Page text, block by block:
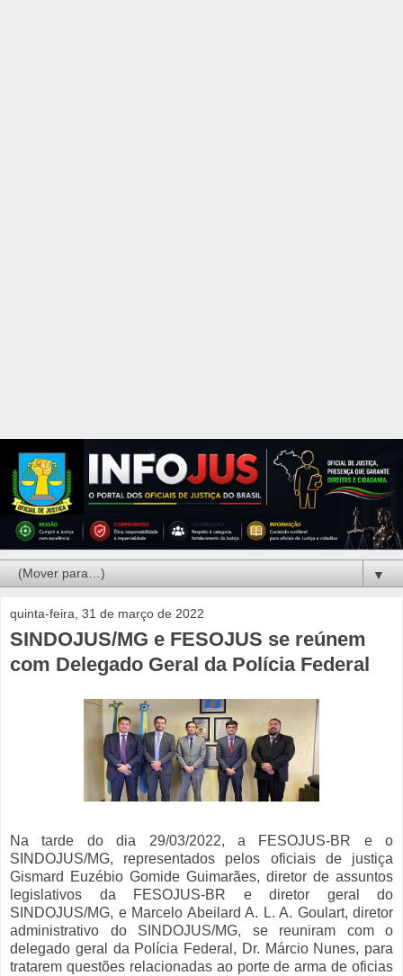
▼
quinta-feira, 31 de março de 2022
SINDOJUS/MG e FESOJUS se reúnem
com Delegado Geral da Polícia Federal
Na tarde do dia 29/03/2022, a FESOJUS-BR e o
SINDOJUS/MG, representados pelos oficiais de justiça
Gismard Euzébio Gomide Guimarães, diretor de assuntos
legislativos da FESOJUS-BR e diretor geral do
SINDOJUS/MG, e Marcelo Abeilard A. L. A. Goulart, diretor
administrativo do SINDOJUS/MG, se reuniram com o
delegado geral da Polícia Federal, Dr. Márcio Nunes, para
tratarem questões relacionadas ao porte de arma de oficias